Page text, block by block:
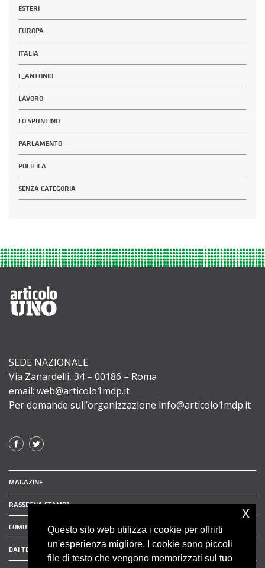
ESTERI
EUROPA
ITALIA
L_ANTONIO
LAVORO
LO SPUNTINO
PARLAMENTO
POLITICA
SENZA CATEGORIA
SEDE NAZIONALE
Via Zanardelli, 34 – 00186 – Roma
email: web@articolo1mdp.it
Per domande sull’organizzazione info@articolo1mdp.it
MAGAZINE
RASSEGNA STAMPA
COMUNICATI STAMPA
DAI TERRITORI
Questo sito web utilizza i cookie per offrirti
un'esperienza migliore. I cookie sono piccoli
file di testo che vengono memorizzati sul tuo
x